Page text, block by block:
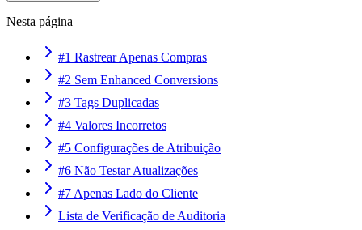
Nesta página
#1 Rastrear Apenas Compras
#2 Sem Enhanced Conversions
#3 Tags Duplicadas
#4 Valores Incorretos
#5 Configurações de Atribuição
#6 Não Testar Atualizações
#7 Apenas Lado do Cliente
Lista de Verificação de Auditoria